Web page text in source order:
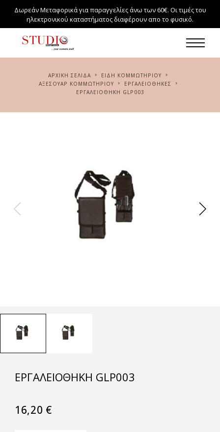
Δωρεάν Μεταφορικά για παραγγελίες άνω των 60€. Οι τιμές του
ηλεκτρονικού καταστήματος διαφέρουν απο το φυσικό.
ΑΡΧΙΚΉ ΣΕΛΊΔΑ
ΕΙΔΗ ΚΟΜΜΩΤΗΡΙΟΥ
ΑΞΕΣΟΥΑΡ ΚΟΜΜΩΤΗΡΙΟΥ
ΕΡΓΑΛΕΙΟΘΉΚΕΣ
ΕΡΓΑΛΕΙΟΘΉΚΗ GLP003
ΕΡΓΑΛΕΙΟΘΉΚΗ GLP003
16,20 €